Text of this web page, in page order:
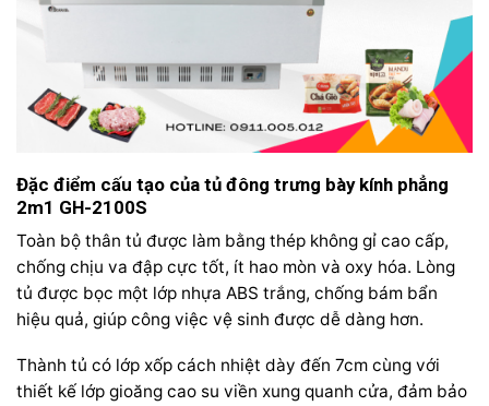
Đặc điểm cấu tạo của tủ đông trưng bày kính phẳng
2m1 GH-2100S
Toàn bộ thân tủ được làm bằng thép không gỉ cao cấp,
chống chịu va đập cực tốt, ít hao mòn và oxy hóa. Lòng
tủ được bọc một lớp nhựa ABS trắng, chống bám bẩn
hiệu quả, giúp công việc vệ sinh được dễ dàng hơn.
Thành tủ có lớp xốp cách nhiệt dày đến 7cm cùng với
thiết kế lớp gioăng cao su viền xung quanh cửa, đảm bảo